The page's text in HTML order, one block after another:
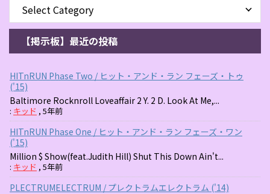
【掲示板】最近の投稿
HITnRUN Phase Two / ヒット・アンド・ラン フェーズ・トゥ
('15)
Baltimore Rocknroll Loveaffair 2 Y. 2 D. Look At Me,...
: キッド , 5年前
HITnRUN Phase One / ヒット・アンド・ラン フェーズ・ワン
('15)
Million $ Show(feat.Judith Hill) Shut This Down Ain't...
: キッド , 5年前
PLECTRUMELECTRUM / プレクトラムエレクトラム ('14)